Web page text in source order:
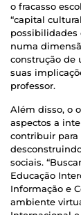
o fracasso
“capital
possibilidades
numa
construção de
suas
professor.
Além disso, o
aspectos a
contribuir para
sociais.
Educação
Informação e
ambiente